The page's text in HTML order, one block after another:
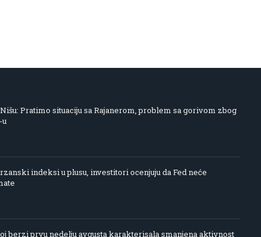
Pratimo situaciju sa Rajanerom, problem sa gorivom zbog
u
indeksi u plusu, investitori ocenjuju da Fed neće
berzi prvu nedelju avgusta karakterisala smanjena aktivnost